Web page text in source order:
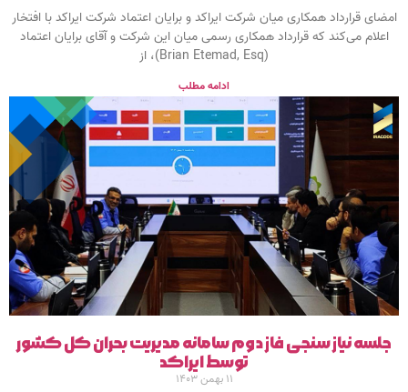
امضای قرارداد همکاری میان شرکت ایراکد و برایان اعتماد شرکت ایراکد با افتخار
اعلام می‌کند که قرارداد همکاری رسمی میان این شرکت و آقای برایان اعتماد
(Brian Etemad, Esq)، از
ادامه مطلب
جلسه نیاز سنجی فاز دوم سامانه مدیریت بحران کل کشور
توسط ایراکد
۱۱ بهمن ۱۴۰۳